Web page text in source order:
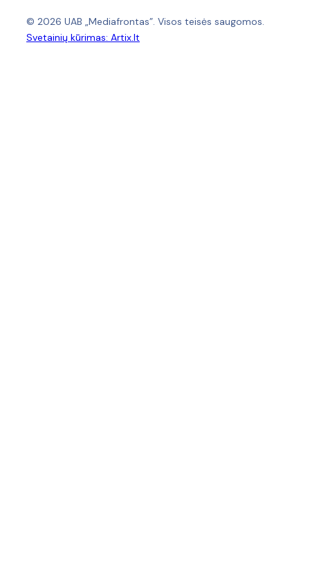
© 2026 UAB „Mediafrontas”. Visos teisės saugomos.
Svetainių kūrimas: Artix.lt